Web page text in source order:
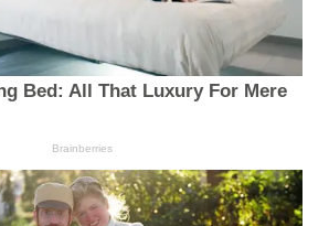
Bed: All That Luxury For Mere
Brainberries